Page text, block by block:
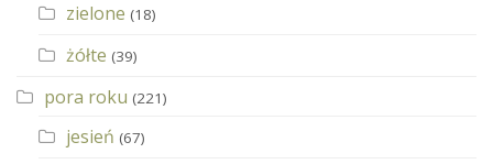
zielone (18)
żółte (39)
pora roku (221)
jesień (67)